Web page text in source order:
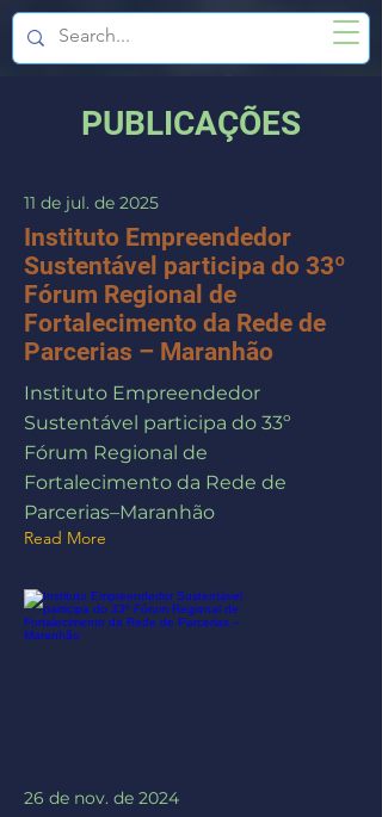
PUBLICAÇÕES
11 de jul. de 2025
Instituto Empreendedor
Sustentável participa do 33º
Fórum Regional de
Fortalecimento da Rede de
Parcerias – Maranhão
Instituto Empreendedor
Sustentável participa do 33º
Fórum Regional de
Fortalecimento da Rede de
Parcerias–Maranhão
Read More
26 de nov. de 2024